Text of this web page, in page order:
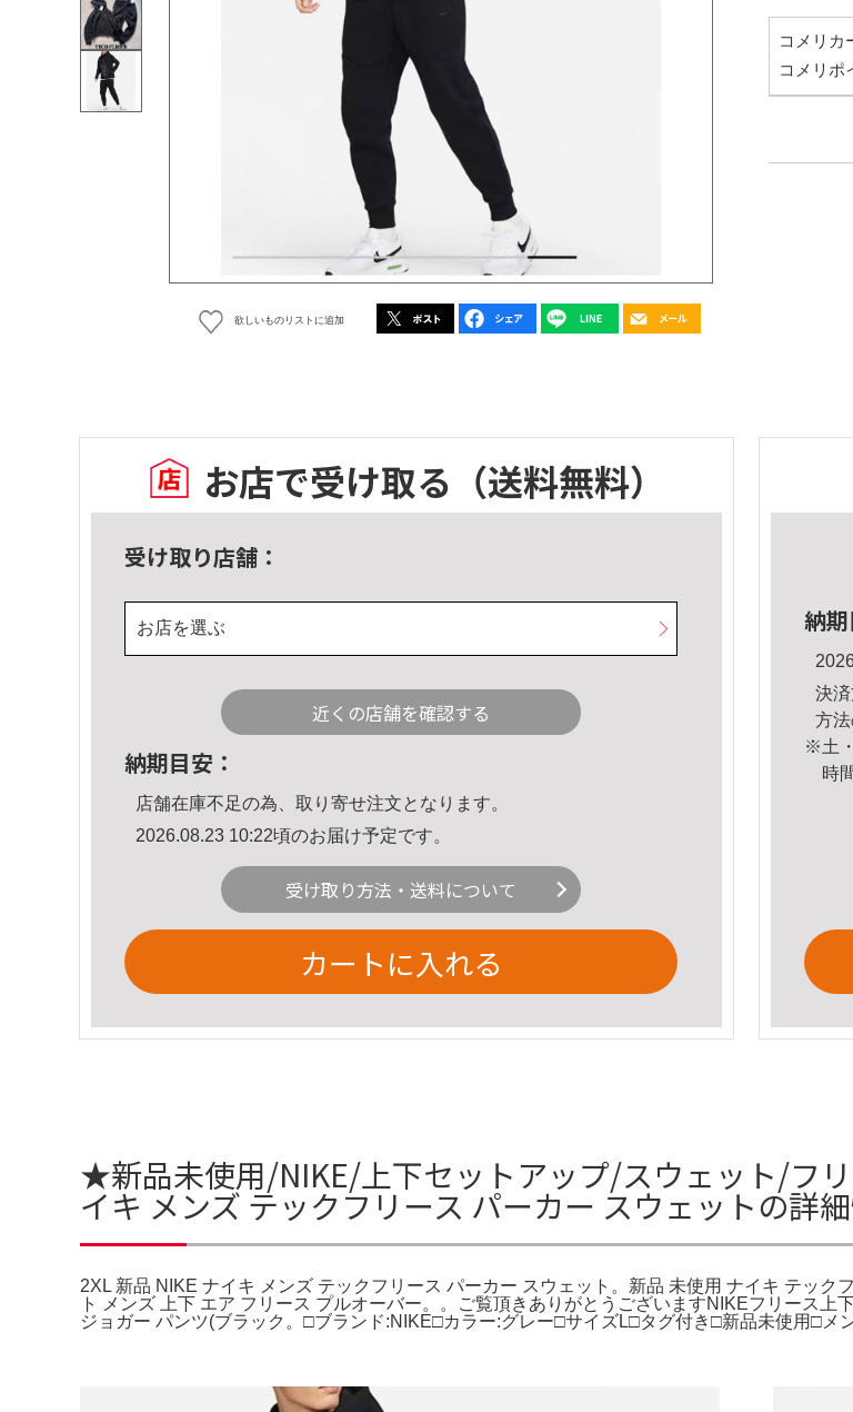
欲しいものリストに追加
コメリカ
コメリポ
お店で受け取る （送料無料）
受け取り店舗：
お店を選ぶ
近くの店舗を確認する
納期目安：
店舗在庫不足の為、取り寄せ注文となります。
2026.08.23 10:22頃のお届け予定です。
受け取り方法・送料について
カートに入れる
納期
決
方
※土
時
★新品未使用/NIKE/上下セットアップ/スウェット/フ
イキ メンズ テックフリース パーカー スウェットの詳
2XL 新品 NIKE ナイキ メンズ テックフリース パーカー スウェット。新品 未使用 ナイキ テッ
ト メンズ 上下 エア フリース プルオーバー。。ご覧頂きありがとうございますNIKEフリース
ジョガー パンツ(ブラック。□ブランド:NIKE□カラー:グレー□サイズL□タグ付き□新品未使用□メ